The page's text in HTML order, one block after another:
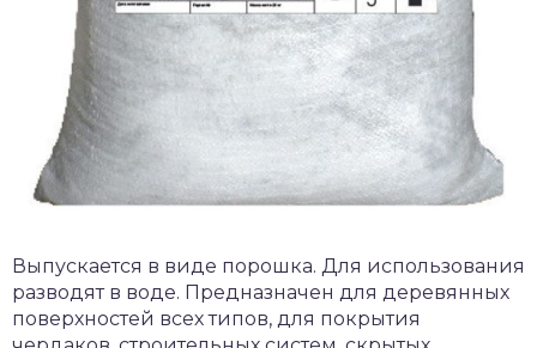
Выпускается в виде порошка. Для использования
разводят в воде. Предназначен для деревянных
поверхностей всех типов, для покрытия